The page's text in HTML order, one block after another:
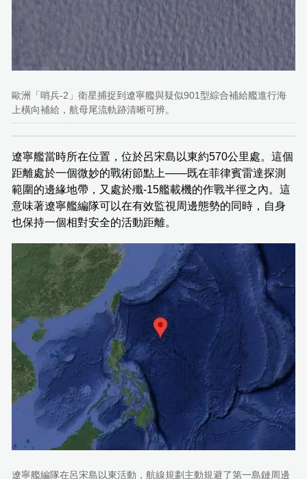
歐洲「哨兵-2」衛星捕捉到遼寧艦與疑似901型綜合補給艦進行海
上橫向補給，航母尾流軌跡清晰可辨。
遼寧艦當時所在位置，位於呂宋島以東約570公里處。這個
距離處於一個微妙的戰術節點上——既在菲律賓雷達探測
範圍的邊緣地帶，又處於殲-15艦載機的作戰半徑之內。這
意味著遼寧艦編隊可以在有效監視周邊態勢的同時，自身
也保持一個相對安全的活動距離。
遼寧艦編隊在呂宋島以東活動，航線規劃主動規避了第一島鏈周邊